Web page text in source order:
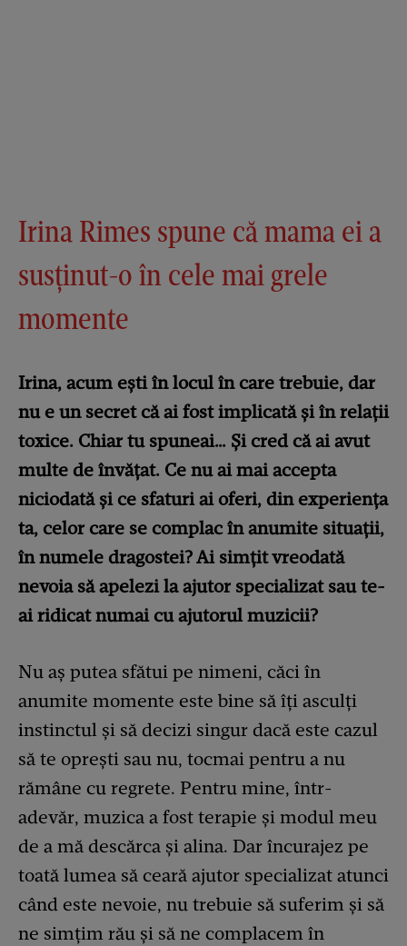
Irina Rimes spune că mama ei a
susținut-o în cele mai grele
momente
Irina, acum ești în locul în care trebuie, dar
nu e un secret că ai fost implicată și în relații
toxice. Chiar tu spuneai… Și cred că ai avut
multe de învățat. Ce nu ai mai accepta
niciodată și ce sfaturi ai oferi, din experiența
ta, celor care se complac în anumite situații,
în numele dragostei? Ai simțit vreodată
nevoia să apelezi la ajutor specializat sau te-
ai ridicat numai cu ajutorul muzicii?
Nu aș putea sfătui pe nimeni, căci în
anumite momente este bine să îți asculți
instinctul și să decizi singur dacă este cazul
să te oprești sau nu, tocmai pentru a nu
rămâne cu regrete. Pentru mine, într-
adevăr, muzica a fost terapie și modul meu
de a mă descărca și alina. Dar încurajez pe
toată lumea să ceară ajutor specializat atunci
când este nevoie, nu trebuie să suferim și să
ne simțim rău și să ne complacem în